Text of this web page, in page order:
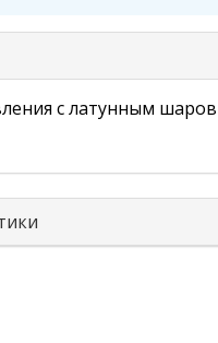
с латунным